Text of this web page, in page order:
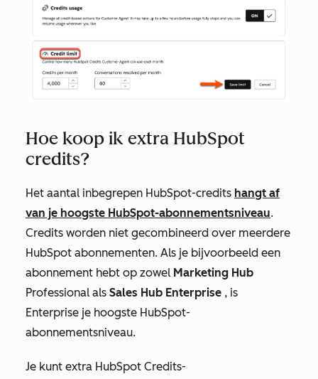
Hoe koop ik extra HubSpot
credits?
Het aantal inbegrepen HubSpot-credits hangt af
van je hoogste HubSpot-abonnementsniveau.
Credits worden niet gecombineerd over meerdere
HubSpot abonnementen. Als je bijvoorbeeld een
abonnement hebt op zowel Marketing Hub
Professional als Sales Hub Enterprise , is
Enterprise je hoogste HubSpot-
abonnementsniveau.
Je kunt extra HubSpot Credits-